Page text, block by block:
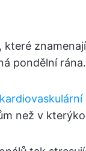
pondělní rána.
než v